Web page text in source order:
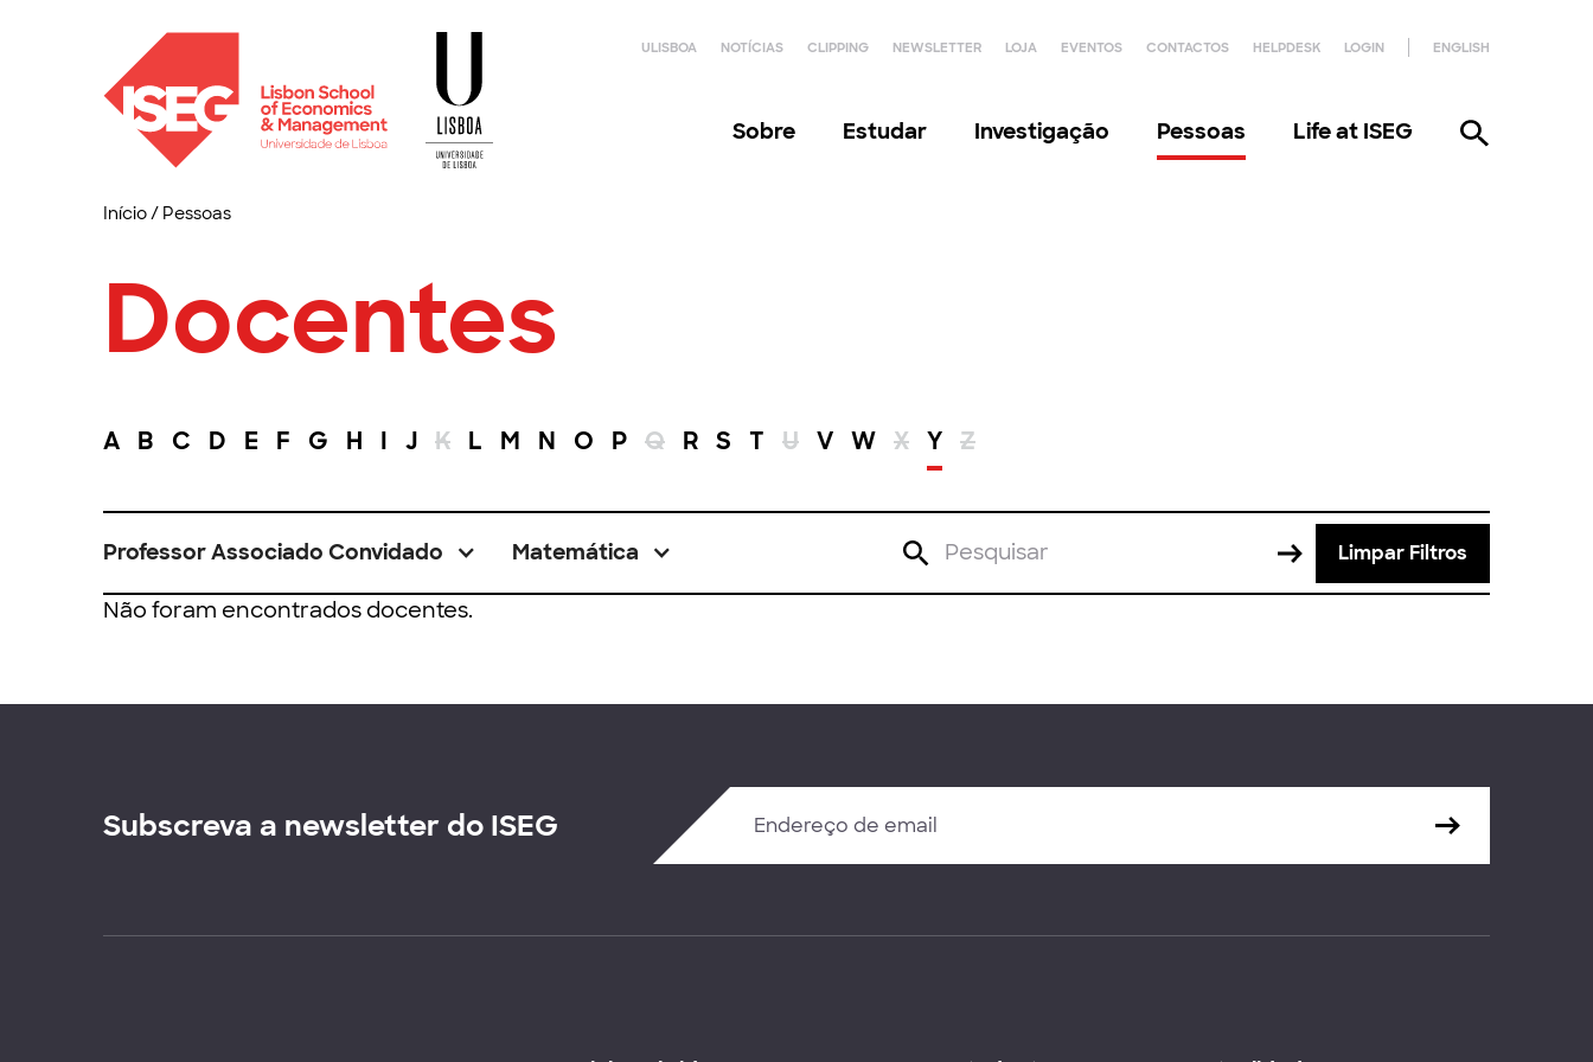
ULISBOA NOTÍCIAS CLIPPING NEWSLETTER LOJA EVENTOS CONTACTOS HELPDESK LOGIN ENGLISH
Sobre Estudar Investigação Pessoas Life at ISEG
Início/ Pessoas
Docentes
A B C D E F G H I J K L M N O P Q R S T U V W X Y Z
Professor Associado Convidado Matemática Limpar Filtros
Não foram encontrados docentes.
Subscreva a newsletter do ISEG